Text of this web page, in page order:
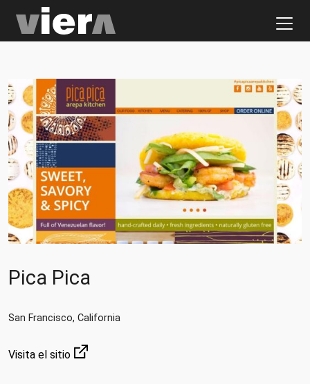
Pica Pica
San Francisco, California
Visita el sitio